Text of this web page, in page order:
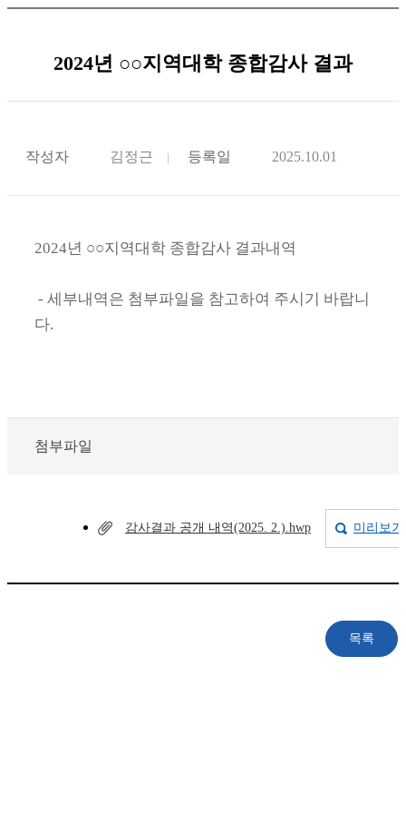
2024년 ○○지역대학 종합감사 결과
작성자 김정근 등록일 2025.10.01
2024년 ○○지역대학 종합감사 결과내역
- 세부내역은 첨부파일을 참고하여 주시기 바랍니
다.
첨부파일
감사결과 공개 내역(2025. 2.).hwp 미리보기